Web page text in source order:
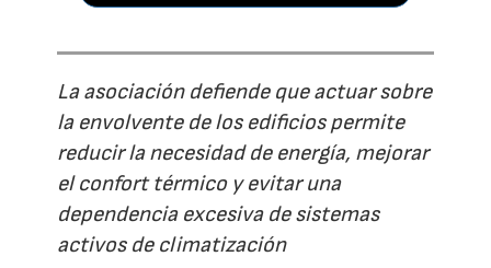
La asociación defiende que actuar sobre
la envolvente de los edificios permite
reducir la necesidad de energía, mejorar
el confort térmico y evitar una
dependencia excesiva de sistemas
activos de climatización